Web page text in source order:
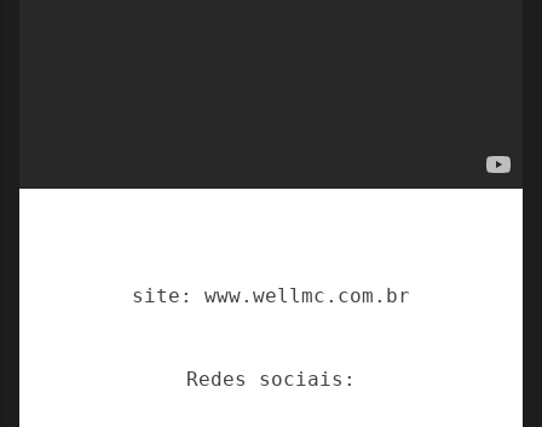
site: www.wellmc.com.br
Redes sociais: